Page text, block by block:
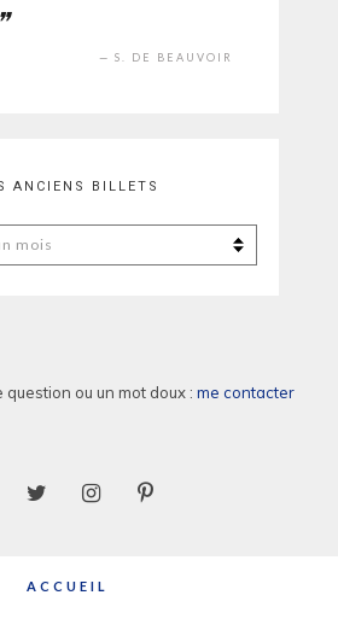
S. DE BEAUVOIR
ANCIENS BILLETS
question ou un mot doux : me contacter
ACCUEIL